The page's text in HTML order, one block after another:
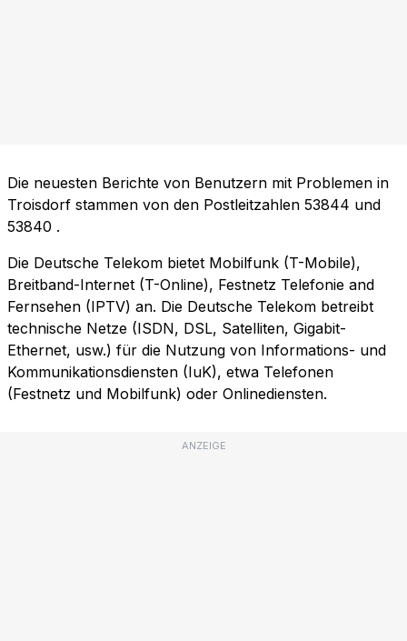
Die neuesten Berichte von Benutzern mit Problemen in
Troisdorf stammen von den Postleitzahlen 53844 und
53840 .
Die Deutsche Telekom bietet Mobilfunk (T-Mobile),
Breitband-Internet (T-Online), Festnetz Telefonie and
Fernsehen (IPTV) an. Die Deutsche Telekom betreibt
technische Netze (ISDN, DSL, Satelliten, Gigabit-
Ethernet, usw.) für die Nutzung von Informations- und
Kommunikationsdiensten (IuK), etwa Telefonen
(Festnetz und Mobilfunk) oder Onlinediensten.
ANZEIGE